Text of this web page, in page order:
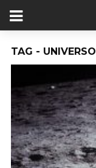
TAG - UNIVERSO